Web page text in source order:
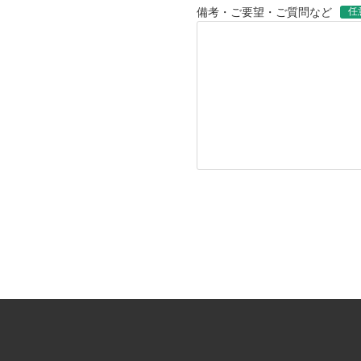
備考・ご要望・ご質問など 任